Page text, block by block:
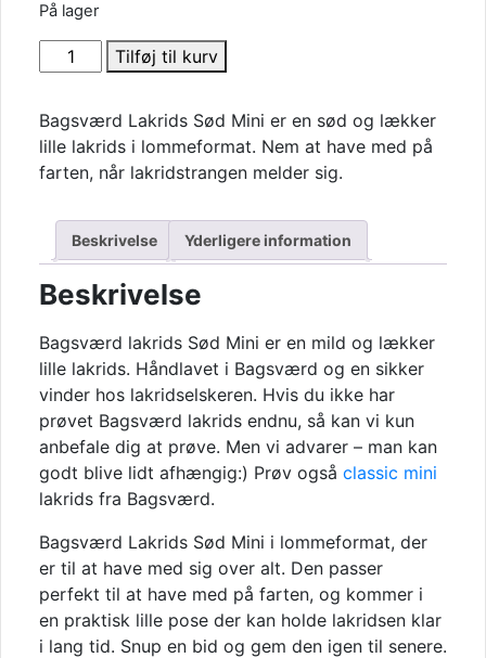
På lager
Bagsværd
Lakrids
Mini
antal
Tilføj til kurv
Bagsværd Lakrids Sød Mini er en sød og lækker
lille lakrids i lommeformat. Nem at have med på
farten, når lakridstrangen melder sig.
Beskrivelse Yderligere information
Beskrivelse
Bagsværd lakrids Sød Mini er en mild og lækker
lille lakrids. Håndlavet i Bagsværd og en sikker
vinder hos lakridselskeren. Hvis du ikke har
prøvet Bagsværd lakrids endnu, så kan vi kun
anbefale dig at prøve. Men vi advarer – man kan
godt blive lidt afhængig:) Prøv også classic mini
lakrids fra Bagsværd.
Bagsværd Lakrids Sød Mini i lommeformat, der
er til at have med sig over alt. Den passer
perfekt til at have med på farten, og kommer i
en praktisk lille pose der kan holde lakridsen klar
i lang tid. Snup en bid og gem den igen til senere.